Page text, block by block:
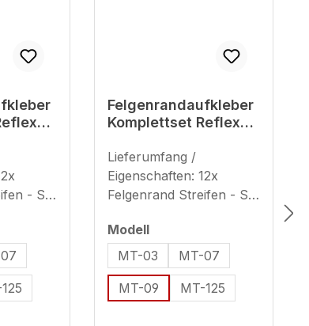
- Set
8x
Felgenrandaufkleber
Komplettset Reflex
kompatibel für
Yamaha MT-09
Lieferumfang /
Eigenschaften: 12x
Felgenrand Streifen - Set
Motorradfelgen (plus 8x
Ersatzstreifen) geeignet
für 17 Zoll (Streifenbreite
- ca. 9 mm + 7 mm)
Modellauswählen
MT-03
MT-07
MT-09 MT-125